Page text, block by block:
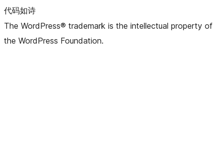
代码如诗
The WordPress® trademark is the intellectual property of
the WordPress Foundation.